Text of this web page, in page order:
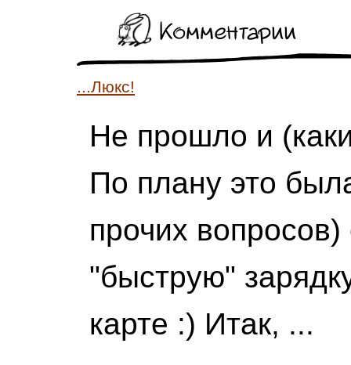
Комментарии
...Люкс!
Не прошло и
По плану это
прочих
"быструю"
карте :) Итак, ...